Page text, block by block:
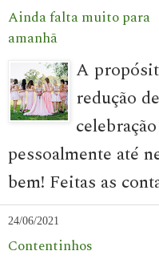
Ainda falta muito para
amanhã
A
redução
pessoalmente até
bem! Feitas as
24/06/2021
Contentinhos